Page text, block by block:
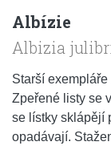
Albízie
Albizia
Starší exempláře
Zpeřené listy se
se lístky sklápějí
opadávají.